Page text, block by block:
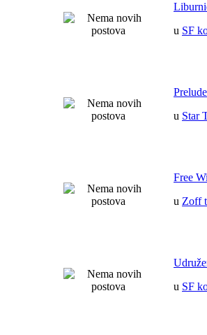
u SF
u Star
Free
u Zoff
u SF